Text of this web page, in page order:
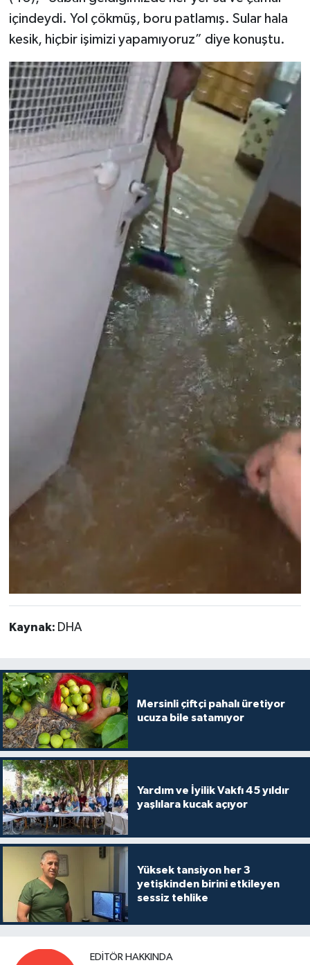
içindeydi. Yol çökmüş, boru patlamış. Sular hala
kesik, hiçbir işimizi yapamıyoruz” diye konuştu.
Kaynak: DHA
Mersinli çiftçi pahalı üretiyor
ucuza bile satamıyor
Yardım ve İyilik Vakfı 45 yıldır
yaşlılara kucak açıyor
Yüksek tansiyon her 3
yetişkinden birini etkileyen
sessiz tehlike
EDITÖR HAKKINDA